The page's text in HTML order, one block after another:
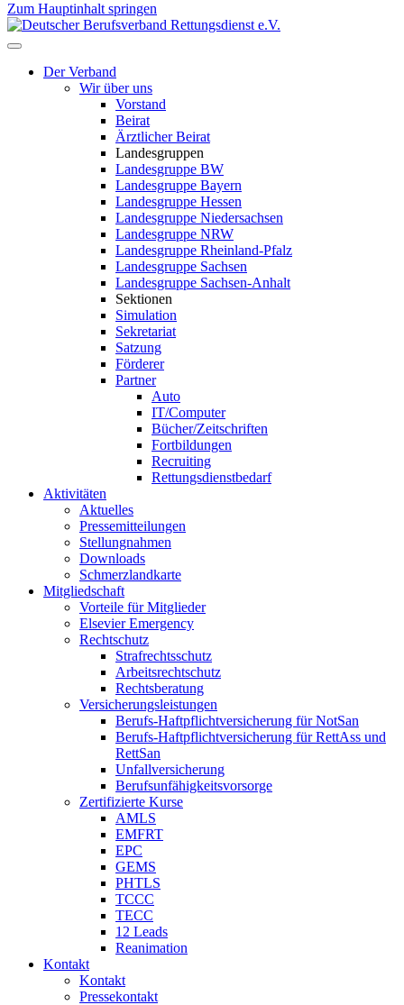
Zum Hauptinhalt springen
Der Verband
Wir über uns
Vorstand
Beirat
Ärztlicher Beirat
Landesgruppen
Landesgruppe BW
Landesgruppe Bayern
Landesgruppe Hessen
Landesgruppe Niedersachsen
Landesgruppe NRW
Landesgruppe Rheinland-Pfalz
Landesgruppe Sachsen
Landesgruppe Sachsen-Anhalt
Sektionen
Simulation
Sekretariat
Satzung
Förderer
Partner
Auto
IT/Computer
Bücher/Zeitschriften
Fortbildungen
Recruiting
Rettungsdienstbedarf
Aktivitäten
Aktuelles
Pressemitteilungen
Stellungnahmen
Downloads
Schmerzlandkarte
Mitgliedschaft
Vorteile für Mitglieder
Elsevier Emergency
Rechtschutz
Strafrechtsschutz
Arbeitsrechtschutz
Rechtsberatung
Versicherungsleistungen
Berufs-Haftpflichtversicherung für NotSan
Berufs-Haftpflichtversicherung für RettAss und
RettSan
Unfallversicherung
Berufsunfähigkeitsvorsorge
Zertifizierte Kurse
AMLS
EMFRT
EPC
GEMS
PHTLS
TCCC
TECC
12 Leads
Reanimation
Kontakt
Kontakt
Pressekontakt